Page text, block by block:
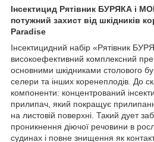
Інсектицид Рятівник БУРЯКА і
потужний захист від шкідників
Paradise
Інсектицидний набір «Рятівник
високоефективний комплексний
основними шкідниками столового
селери та інших коренеплодів. До
компоненти: концентрований
прилипач, який покращує
на листовій поверхні. Такий дует
проникнення діючої речовини в
судинах і повне знищення як